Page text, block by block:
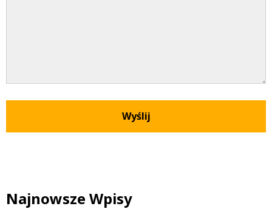
Najnowsze Wpisy